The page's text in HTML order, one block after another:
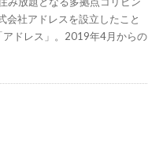
会社アドレスを設立したこと
ドレス」。2019年4月からの